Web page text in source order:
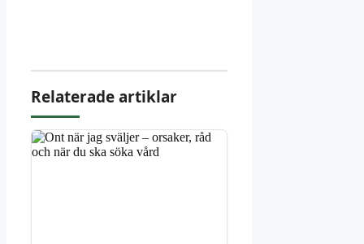
Relaterade artiklar